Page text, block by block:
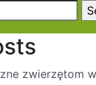
zwierzętom